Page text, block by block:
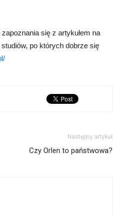
się z artykułem na
po których dobrze się
Następny artykuł
Czy Orlen to państwowa?